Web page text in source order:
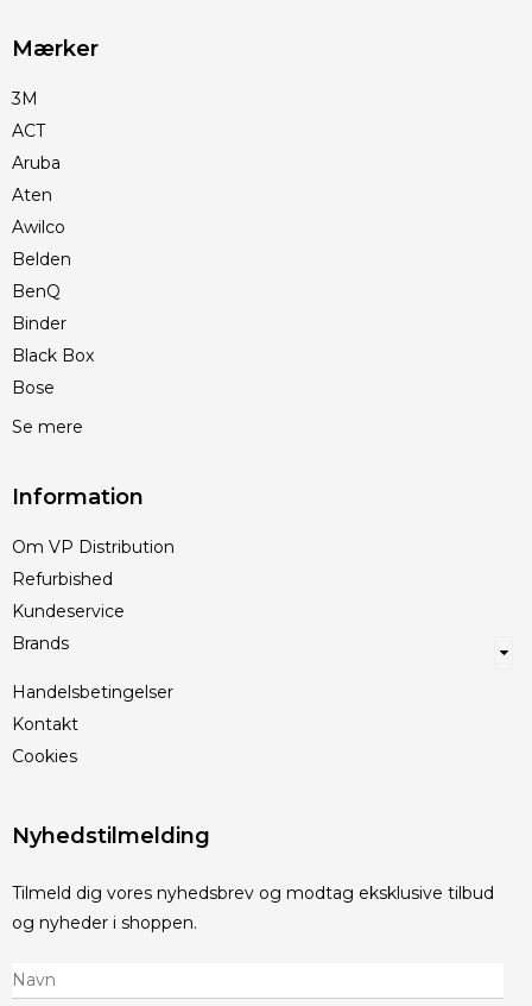
Mærker
3M
ACT
Aruba
Aten
Awilco
Belden
BenQ
Binder
Black Box
Bose
Se mere
Information
Om VP Distribution
Refurbished
Kundeservice
Brands
Handelsbetingelser
Kontakt
Cookies
Nyhedstilmelding
Tilmeld dig vores nyhedsbrev og modtag eksklusive tilbud
og nyheder i shoppen.